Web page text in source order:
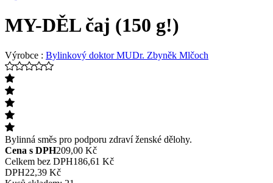
MY-DĚL čaj (150 g!)
Výrobce : Bylinkový doktor MUDr. Zbyněk Mlčoch
Bylinná směs pro podporu zdraví ženské dělohy.
Cena s DPH209,00 Kč
Celkem bez DPH186,61 Kč
DPH22,39 Kč